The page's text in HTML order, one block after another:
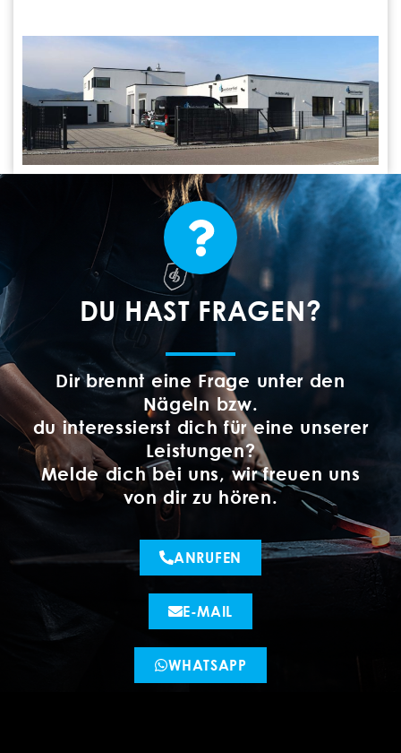
DU HAST FRAGEN?
Dir brennt eine Frage unter den
Nägeln bzw.
du interessierst dich für eine unserer
Leistungen?
Melde dich bei uns, wir freuen uns
von dir zu hören.
ANRUFEN
E-MAIL
WHATSAPP